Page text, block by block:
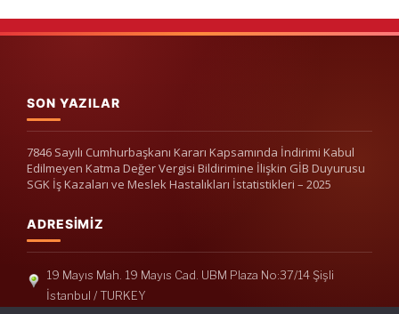
SON YAZILAR
7846 Sayılı Cumhurbaşkanı Kararı Kapsamında İndirimi Kabul
Edilmeyen Katma Değer Vergisi Bildirimine İlişkin GİB Duyurusu
SGK İş Kazaları ve Meslek Hastalıkları İstatistikleri – 2025
ADRESIMIZ
19 Mayıs Mah. 19 Mayıs Cad. UBM Plaza No:37/14 Şişli
İstanbul / TURKEY